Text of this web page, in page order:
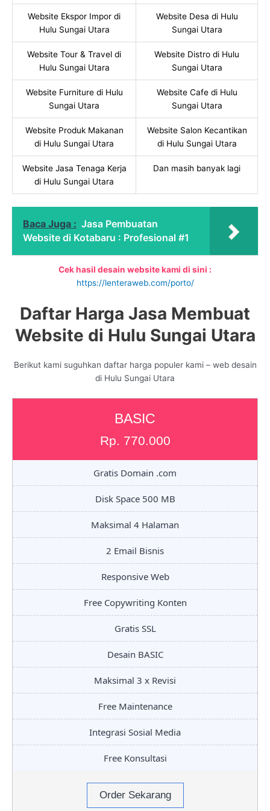
Website Ekspor Impor di
Hulu Sungai Utara
Website Desa di Hulu
Sungai Utara
Website Tour & Travel di
Hulu Sungai Utara
Website Distro di Hulu
Sungai Utara
Website Furniture di Hulu
Sungai Utara
Website Cafe di Hulu
Sungai Utara
Website Produk Makanan
di Hulu Sungai Utara
Website Salon Kecantikan
di Hulu Sungai Utara
Website Jasa Tenaga Kerja
di Hulu Sungai Utara
Dan masih banyak lagi
Baca Juga : Jasa Pembuatan
Website di Kotabaru : Profesional #1
Cek hasil desain website kami di sini :
https://lenteraweb.com/porto/
Daftar Harga Jasa Membuat
Website di Hulu Sungai Utara
Berikut kami suguhkan daftar harga populer kami – web desain
di Hulu Sungai Utara
BASIC
Rp. 770.000
Gratis Domain .com
Disk Space 500 MB
Maksimal 4 Halaman
2 Email Bisnis
Responsive Web
Free Copywriting Konten
Gratis SSL
Desain BASIC
Maksimal 3 x Revisi
Free Maintenance
Integrasi Sosial Media
Free Konsultasi
Order Sekarang